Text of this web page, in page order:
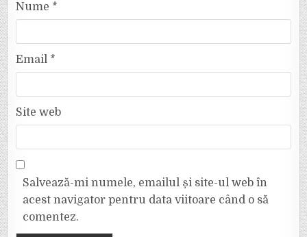
Nume *
Email *
Site web
Salvează-mi numele, emailul și site-ul web în
acest navigator pentru data viitoare când o să
comentez.